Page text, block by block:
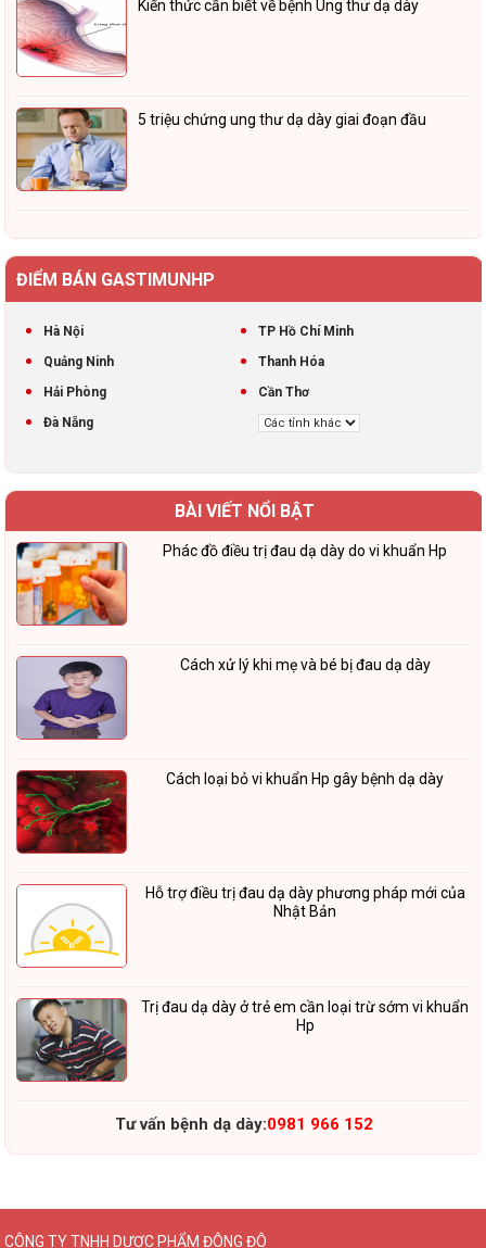
Kiến thức cần biết về bệnh Ung thư dạ dày
5 triệu chứng ung thư dạ dày giai đoạn đầu
ĐIỂM BÁN GASTIMUNHP
Hà Nội
TP Hồ Chí Minh
Quảng Ninh
Thanh Hóa
Hải Phòng
Cần Thơ
Đà Nẵng
BÀI VIẾT NỔI BẬT
Phác đồ điều trị đau dạ dày do vi khuẩn Hp
Cách xử lý khi mẹ và bé bị đau dạ dày
Cách loại bỏ vi khuẩn Hp gây bệnh dạ dày
Hỗ trợ điều trị đau dạ dày phương pháp mới của
Nhật Bản
Trị đau dạ dày ở trẻ em cần loại trừ sớm vi khuẩn
Hp
Tư vấn bệnh dạ dày:0981 966 152
CÔNG TY TNHH DƯỢC PHẨM ĐÔNG ĐÔ